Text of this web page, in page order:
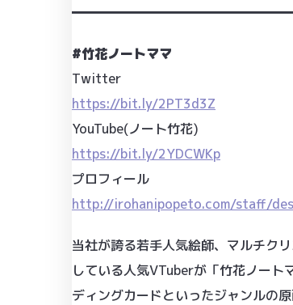
#竹花ノートママ
Twitter
https://bit.ly/2PT3d3Z
YouTube(ノート竹花)
https://bit.ly/2YDCWKp
プロフィール
http://irohanipopeto.com/staff/
当社が誇る若手人気絵師、マルチク
している人気VTuberが「竹花ノート
ディングカードといったジャンルの